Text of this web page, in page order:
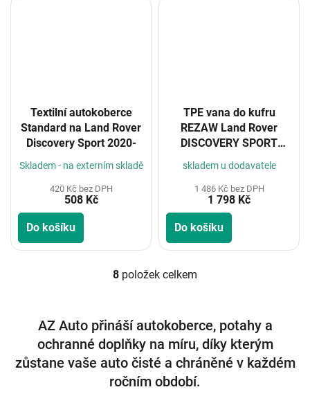
Textilní autokoberce
Standard na Land Rover
Discovery Sport 2020-
Skladem - na externím skladě
420 Kč bez DPH
508 Kč
Do košíku
TPE vana do kufru
REZAW Land Rover
DISCOVERY SPORT
2014-
skladem u dodavatele
1 486 Kč bez DPH
1 798 Kč
Do košíku
O
á
d
a
c
í
p
8 položek celkem
AZ Auto přináší autokoberce, potahy a
ochranné doplňky na míru, díky kterým
zůstane vaše auto čisté a chráněné v každém
ročním období.